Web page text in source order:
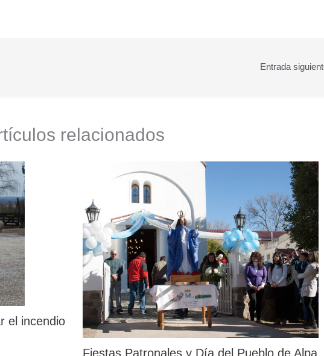
Entrada
relacionados
el incendio
Fiestas Patronales y Día del Pueblo de Alpa